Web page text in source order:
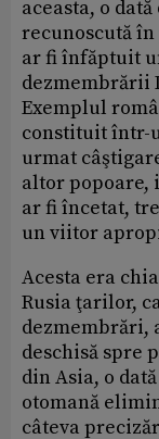
aceasta, o
recunoscută
ar fi înfăptuit
dezmembrării
Exemplul
constituit într-
urmat
altor popoare,
ar fi încetat,
un viitor
Acesta era
Rusia ţarilor,
dezmembrări,
deschisă spre
din Asia, o
otomană
câteva